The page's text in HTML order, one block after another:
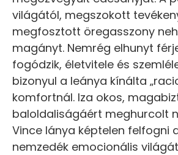
világától, megszokott
megfosztott öregasszony
magányt. Nemrég elhunyt
fogódzik, életvitele és
bizonyul a leánya kínálta
komfortnál. Iza okos,
baloldaliságáért meghurcolt
Vince lánya képtelen felfogni
nemzedék emocionális